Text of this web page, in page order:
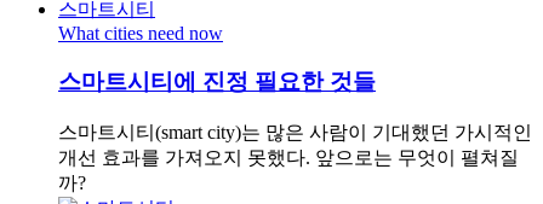
스마트시티
What cities need now
스마트시티에 진정 필요한 것들
스마트시티(smart city)는 많은 사람이 기대했던 가시적인
개선 효과를 가져오지 못했다. 앞으로는 무엇이 펼쳐질
까?